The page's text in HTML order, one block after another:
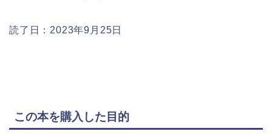
読了日：2023年9月25日
この本を購入した目的